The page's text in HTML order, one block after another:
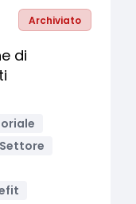
Archiviato
di